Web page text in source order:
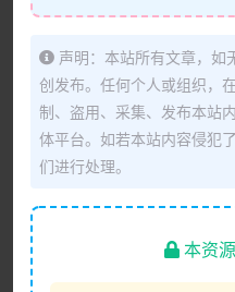
声明：本站所有文章，如
创发布。任何个人或组织，
制、盗用、采集、发布本站
体平台。如若本站内容侵犯
们进行处理。
本资